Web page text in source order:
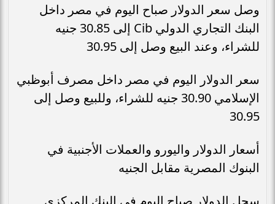
وصل سعر الدولار صباح اليوم في مصر داخل
البنك التجاري الدولي Cib إلى 30.85 جنيه
للشراء، وعند البيع وصل إلى 30.95
سعر الدولار اليوم في مصر داخل مصرف أبوظبي
الإسلامي 30.90 جنيه للشراء، وللبيع وصل إلى
30.95
أسعار الدولار واليورو والعملات الأجنبية في
البنوك المصرية مقابل الجنيه
سجل الدولار صباح اليوم في البنك المركزي